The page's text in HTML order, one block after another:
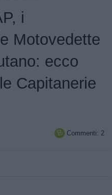
i
Motovedette
ecco
Capitanerie
 Commenti: 2